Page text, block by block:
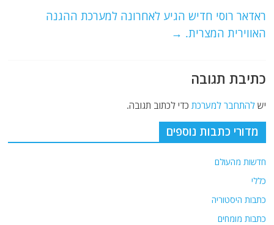
p
o
ראדאר רוסי חדיש הגיע לאחרונה למערכת ההגנה
האווירית המצרית. →
כתיבת תגובה
ישלהתחבר למערכת כדי לכתוב תגובה.
מדורי כתבות נוספים
חדשות מהעולם
כללי
כתבות היסטוריה
כתבות מומחים